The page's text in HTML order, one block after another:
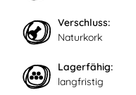
Verschluss:
Naturkork
Lagerfähig:
langfristig